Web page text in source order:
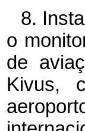
8.
o
de
Kivus,